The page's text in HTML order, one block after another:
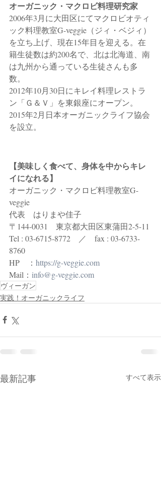
オーガニック・マクロビ料理研究家
2006年3月に大田区にてマクロビオティ
ック料理教室G-veggie（ジィ・ベジィ）
を立ち上げ、現在15年目を迎える。在
籍生徒数は約200名で、北は北海道、南
は九州から通っている生徒さんも多
数。
2012年10月30日にキレイ料理レストラ
ン「Ｇ＆Ｖ」を東銀座にオープン。
2015年2月日本オーガニックライフ協会
を設立。
【美味しく食べて、身体を中からキレ
イになれる】
オーガニック・マクロビ料理教室G-
veggie
代表　はりまや佳子
〒144-0031　東京都大田区東蒲田2-5-11
Tel : 03-6715-8772　／　fax : 03-6733-
8760
HP　： https://g-veggie.com
Mail： info@g-veggie.com
ヴィーガン
実践！オーガニックライフ
最新記事 すべて表示